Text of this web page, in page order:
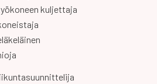
kuljettaja